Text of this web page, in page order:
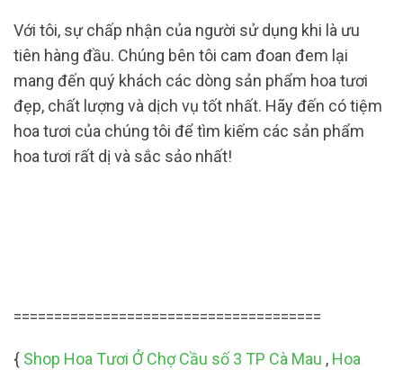
Với tôi, sự chấp nhận của người sử dụng khi là ưu
tiên hàng đầu. Chúng bên tôi cam đoan đem lại
mang đến quý khách các dòng sản phẩm hoa tươi
đẹp, chất lượng và dịch vụ tốt nhất. Hãy đến có tiệm
hoa tươi của chúng tôi để tìm kiếm các sản phẩm
hoa tươi rất dị và sắc sảo nhất!
======================================
{ Shop Hoa Tươi Ở Chợ Cầu số 3 TP Cà Mau , Hoa